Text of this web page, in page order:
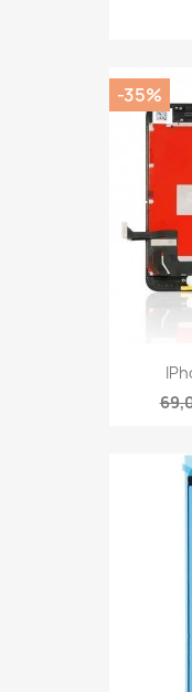
-35%